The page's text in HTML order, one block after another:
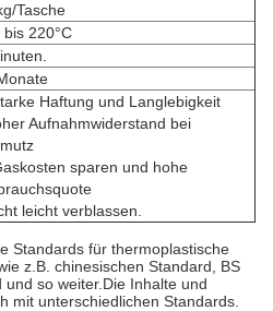
Tasche
bis 220°C
Haftung und Langlebigkeit
Aufnahmwiderstand bei
sparen und hohe
leicht verblassen.
Standards für thermoplastische
z.B. chinesischen Standard, BS
so weiter.Die Inhalte und
mit unterschiedlichen Standards.